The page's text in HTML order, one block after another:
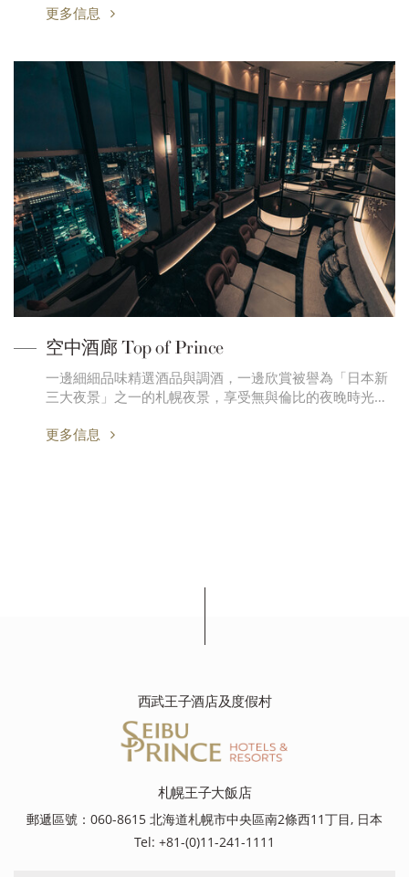
更多信息
空中酒廊 Top of Prince
一邊細細品味精選酒品與調酒，一邊欣賞被譽為「日本新
三大夜景」之一的札幌夜景，享受無與倫比的夜晚時光…
更多信息
西武王子酒店及度假村
札幌王子大飯店
郵遞區號：060-8615 北海道札幌市中央區南2條西11丁目, 日本
Tel: +81-(0)11-241-1111